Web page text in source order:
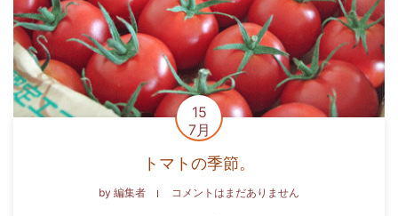
15
7月
トマトの季節。
by 編集者 コメントはまだありません